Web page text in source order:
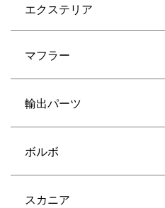
エクステリア
マフラー
輸出パーツ
ボルボ
スカニア